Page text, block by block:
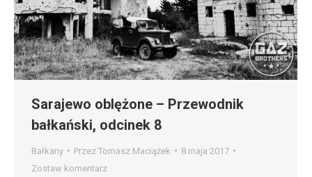
Sarajewo oblężone – Przewodnik
bałkański, odcinek 8
Bałkany Przez Tomasz Maciążek
8 maja 2017
Zostaw komentarz